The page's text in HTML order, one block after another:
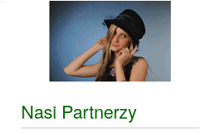
Nasi Partnerzy